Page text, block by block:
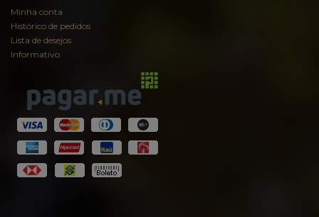
Minha conta
Histórico de pedidos
Lista de desejos
Informativo